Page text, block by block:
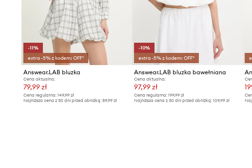
-11%
extra -5% z kodem: OFF*
Answear.LAB bluzka
Cena aktualna:
79,99 zł
Cena regularna: 149,99 zł
Najniższa cena z 30 dni przed obniżką: 89,99 zł
-10%
extra -5% z kodem: OFF*
Answear.LAB bluzka bawełniana
Cena aktualna:
97,99 zł
Cena regularna:199,99 zł
Najniższa cena z 30 dni przed obniżką:109,99 zł